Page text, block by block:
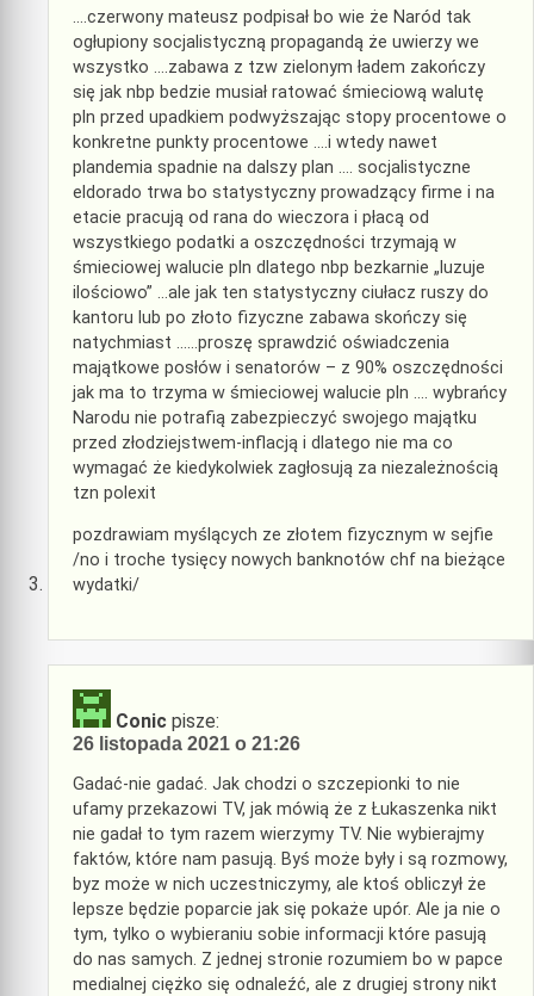
….czerwony mateusz podpisał bo wie że Naród tak
ogłupiony socjalistyczną propagandą że uwierzy we
wszystko ….zabawa z tzw zielonym ładem zakończy
się jak nbp bedzie musiał ratować śmieciową walutę
pln przed upadkiem podwyższając stopy procentowe o
konkretne punkty procentowe ….i wtedy nawet
plandemia spadnie na dalszy plan …. socjalistyczne
eldorado trwa bo statystyczny prowadzący firme i na
etacie pracują od rana do wieczora i płacą od
wszystkiego podatki a oszczędności trzymają w
śmieciowej walucie pln dlatego nbp bezkarnie „luzuje
ilościowo” …ale jak ten statystyczny ciułacz ruszy do
kantoru lub po złoto fizyczne zabawa skończy się
natychmiast ……proszę sprawdzić oświadczenia
majątkowe posłów i senatorów – z 90% oszczędności
jak ma to trzyma w śmieciowej walucie pln …. wybrańcy
Narodu nie potrafią zabezpieczyć swojego majątku
przed złodziejstwem-inflacją i dlatego nie ma co
wymagać że kiedykolwiek zagłosują za niezależnością
tzn polexit
pozdrawiam myślących ze złotem fizycznym w sejfie
/no i troche tysięcy nowych banknotów chf na bieżące
wydatki/
Conic pisze:
26 listopada 2021 o 21:26
Gadać-nie gadać. Jak chodzi o szczepionki to nie
ufamy przekazowi TV, jak mówią że z Łukaszenka nikt
nie gadał to tym razem wierzymy TV. Nie wybierajmy
faktów, które nam pasują. Byś może były i są rozmowy,
byz może w nich uczestniczymy, ale ktoś obliczył że
lepsze będzie poparcie jak się pokaże upór. Ale ja nie o
tym, tylko o wybieraniu sobie informacji które pasują
do nas samych. Z jednej stronie rozumiem bo w papce
medialnej ciężko się odnaleźć, ale z drugiej strony nikt